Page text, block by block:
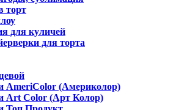
торт
для куличей
для торта
AmeriColor (Америколор)
Art Color (Арт Колор)